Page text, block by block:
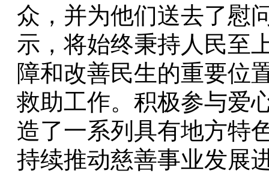
众，并为他们送去了慰
示，将始终秉持人民至
障和改善民生的重要位
救助工作。积极参与爱
造了一系列具有地方特
持续推动慈善事业发展